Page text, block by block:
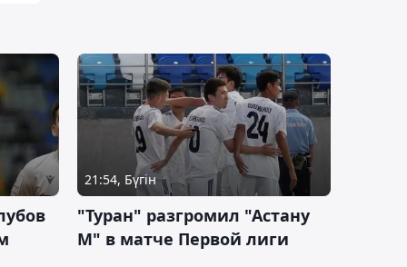
21:54, Бүгін
"Туран" разгромил "Астану
М" в матче Первой лиги